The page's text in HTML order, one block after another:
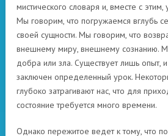
мистического словаря и, вместе с
Мы говорим, что погружаемся вглубь
своей сущности. Мы говорим, что
внешнему миру, внешнему сознанию.
добра или зла. Существует лишь опыт,
заключен определенный урок.
глубоко затрагивают нас, что для
состояние требуется много времени.
Однако пережитое ведет к тому, что